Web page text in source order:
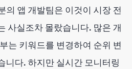
의 앱 개발팀은 이것이 시장 전
사실조차 몰랐습니다. 많은 개
는 키워드를 변경하여 순위 변
니다. 하지만 실시간 모니터링